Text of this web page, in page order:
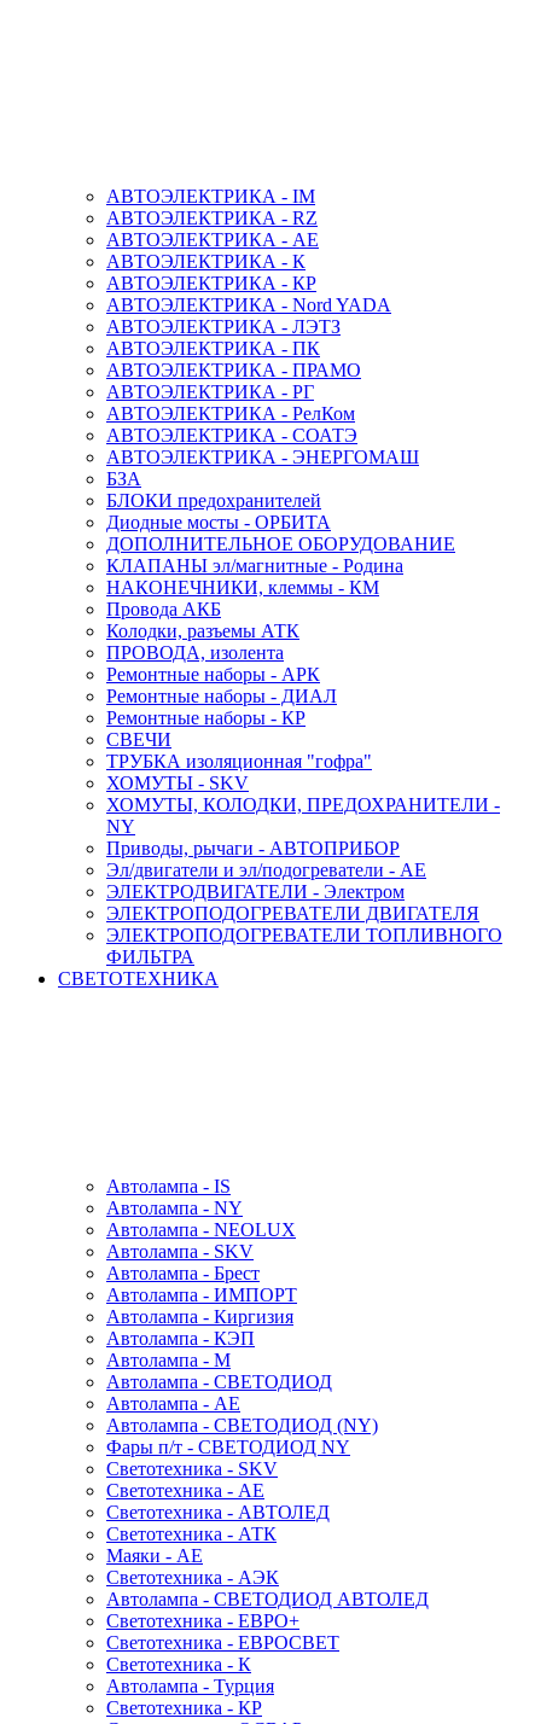
АВТОЭЛЕКТРИКА - IM
АВТОЭЛЕКТРИКА - RZ
АВТОЭЛЕКТРИКА - АЕ
АВТОЭЛЕКТРИКА - К
АВТОЭЛЕКТРИКА - КР
АВТОЭЛЕКТРИКА - Nord YADA
АВТОЭЛЕКТРИКА - ЛЭТЗ
АВТОЭЛЕКТРИКА - ПК
АВТОЭЛЕКТРИКА - ПРАМО
АВТОЭЛЕКТРИКА - РГ
АВТОЭЛЕКТРИКА - РелКом
АВТОЭЛЕКТРИКА - СОАТЭ
АВТОЭЛЕКТРИКА - ЭНЕРГОМАШ
БЗА
БЛОКИ предохранителей
Диодные мосты - ОРБИТА
ДОПОЛНИТЕЛЬНОЕ ОБОРУДОВАНИЕ
КЛАПАНЫ эл/магнитные - Родина
НАКОНЕЧНИКИ, клеммы - КМ
Провода АКБ
Колодки, разъемы АТК
ПРОВОДА, изолента
Ремонтные наборы - АРК
Ремонтные наборы - ДИАЛ
Ремонтные наборы - КР
СВЕЧИ
ТРУБКА изоляционная "гофра"
ХОМУТЫ - SKV
ХОМУТЫ, КОЛОДКИ, ПРЕДОХРАНИТЕЛИ -
NY
Приводы, рычаги - АВТОПРИБОР
Эл/двигатели и эл/подогреватели - АЕ
ЭЛЕКТРОДВИГАТЕЛИ - Электром
ЭЛЕКТРОПОДОГРЕВАТЕЛИ ДВИГАТЕЛЯ
ЭЛЕКТРОПОДОГРЕВАТЕЛИ ТОПЛИВНОГО
ФИЛЬТРА
СВЕТОТЕХНИКА
Автолампа - IS
Автолампа - NY
Автолампа - NEOLUX
Автолампа - SKV
Автолампа - Брест
Автолампа - ИМПОРТ
Автолампа - Киргизия
Автолампа - КЭП
Автолампа - М
Автолампа - СВЕТОДИОД
Автолампа - АЕ
Автолампа - СВЕТОДИОД (NY)
Фары п/т - СВЕТОДИОД NY
Светотехника - SKV
Светотехника - АЕ
Светотехника - АВТОЛЕД
Светотехника - АТК
Маяки - АЕ
Светотехника - АЭК
Автолампа - СВЕТОДИОД АВТОЛЕД
Светотехника - ЕВРО+
Светотехника - ЕВРОСВЕТ
Светотехника - К
Автолампа - Турция
Светотехника - КР